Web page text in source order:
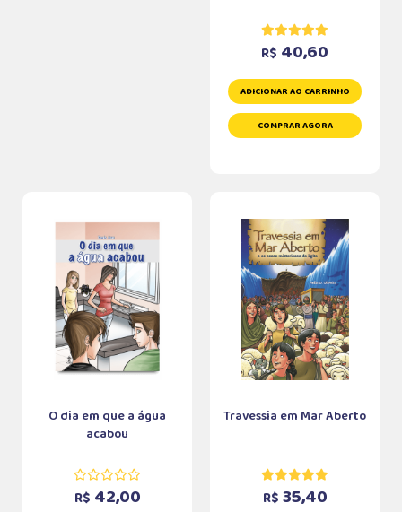
R$ 40,60
ADICIONAR AO CARRINHO
COMPRAR AGORA
O dia em que a água
acabou
R$ 42,00
Travessia em Mar Aberto
R$ 35,40